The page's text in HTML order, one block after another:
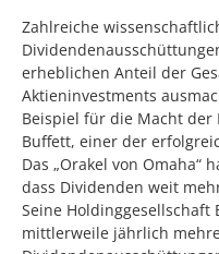
Zahlreiche
erheblichen Anteil der
Aktieninvestments
Beispiel für die Macht
Buffett, einer der
Das „Orakel von Omaha“
dass Dividenden weit
Seine Holdinggesellschaft
mittlerweile jährlich